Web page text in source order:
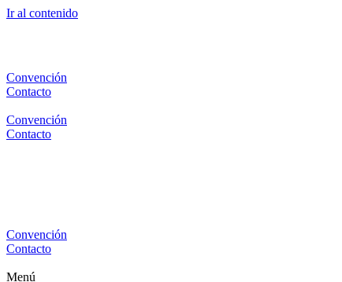
Ir al contenido
Convención
Contacto
Convención
Contacto
Convención
Contacto
Menú